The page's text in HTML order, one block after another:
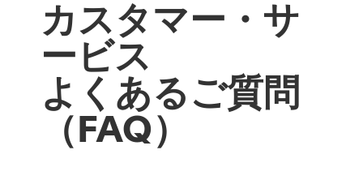
カスタマー・サ
ービス
よくあるご質問
（FAQ）